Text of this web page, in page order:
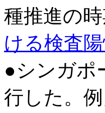
種推進の
ける検査
●シンガポ
行した。